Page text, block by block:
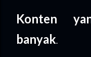
Konten
banyak.